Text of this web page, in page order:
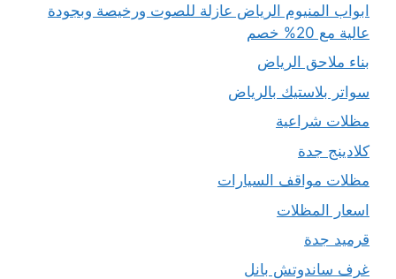
ابواب المنيوم الرياض عازلة للصوت ورخيصة وبجودة
عالية مع 20% خصم
بناء ملاحق الرياض
سواتر بلاستيك بالرياض
مظلات شراعية
كلادينج جدة
مظلات مواقف السيارات
اسعار المظلات
قرميد جدة
غرف ساندوتش بانل